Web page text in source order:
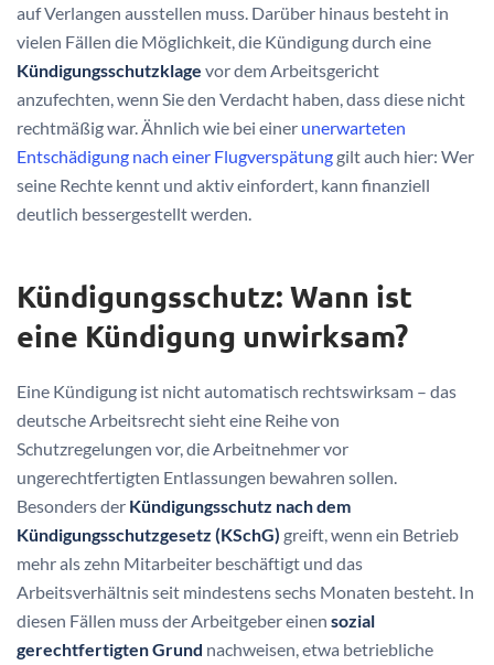
auf Verlangen ausstellen muss. Darüber hinaus besteht in
vielen Fällen die Möglichkeit, die Kündigung durch eine
Kündigungsschutzklage vor dem Arbeitsgericht
anzufechten, wenn Sie den Verdacht haben, dass diese nicht
rechtmäßig war. Ähnlich wie bei einer unerwarteten
Entschädigung nach einer Flugverspätung gilt auch hier: Wer
seine Rechte kennt und aktiv einfordert, kann finanziell
deutlich bessergestellt werden.
Kündigungsschutz: Wann ist
eine Kündigung unwirksam?
Eine Kündigung ist nicht automatisch rechtswirksam – das
deutsche Arbeitsrecht sieht eine Reihe von
Schutzregelungen vor, die Arbeitnehmer vor
ungerechtfertigten Entlassungen bewahren sollen.
Besonders der Kündigungsschutz nach dem
Kündigungsschutzgesetz (KSchG) greift, wenn ein Betrieb
mehr als zehn Mitarbeiter beschäftigt und das
Arbeitsverhältnis seit mindestens sechs Monaten besteht. In
diesen Fällen muss der Arbeitgeber einen sozial
gerechtfertigten Grund nachweisen, etwa betriebliche